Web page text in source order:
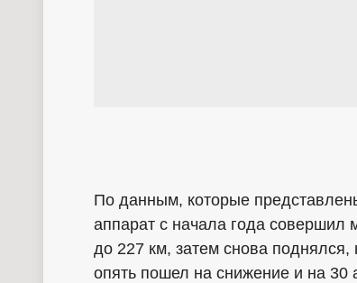
По данным, которые
аппарат с начала года
до 227 км, затем снова
опять пошел на снижение и на 30